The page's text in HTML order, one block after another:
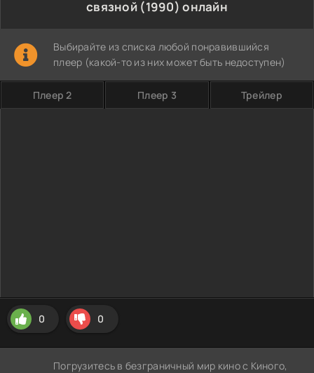
связной (1990) онлайн
Выбирайте из списка любой понравившийся
плеер (какой-то из них может быть недоступен)
Плеер 2 Плеер 3 Трейлер
0 0
Погрузитесь в безграничный мир кино с Киного,